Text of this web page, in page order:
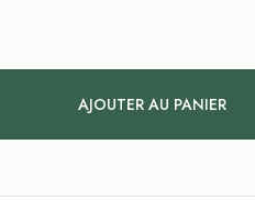
AJOUTER AU PANIER